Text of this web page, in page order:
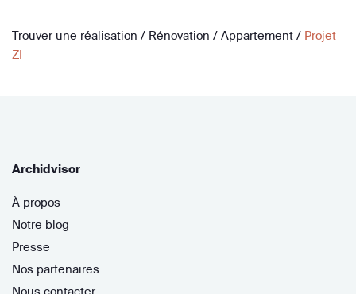
Trouver une réalisation / Rénovation / Appartement / Projet
ZI
Archidvisor
À propos
Notre blog
Presse
Nos partenaires